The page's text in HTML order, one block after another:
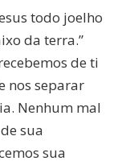
todo joelho
da terra.”
de ti
nos separar
Nenhum mal
sua
sua